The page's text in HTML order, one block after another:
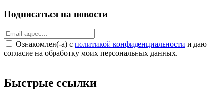
Подписаться на новости
Ознакомлен(-а) с политикой конфиденциальности и даю
согласие на обработку моих персональных данных.
Быстрые ссылки